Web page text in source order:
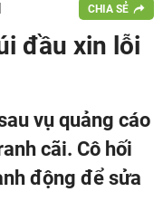
CHIA SẺ
đầu xin lỗi
vụ quảng cáo
cãi. Cô hối
động để sửa